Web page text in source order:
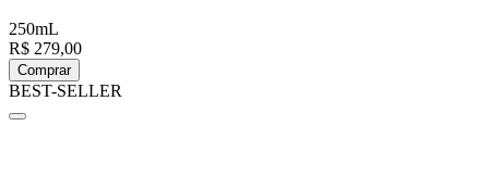
250mL
R$ 279,00
Comprar
BEST-SELLER